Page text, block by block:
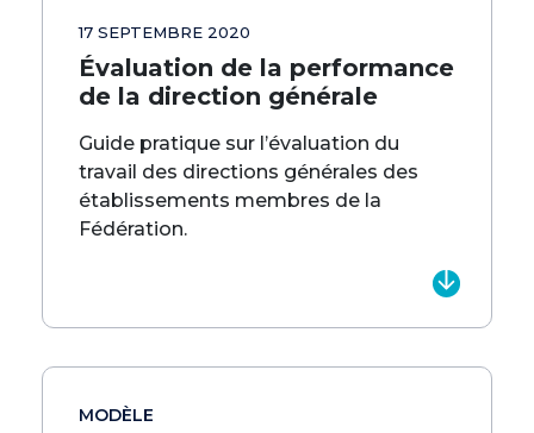
17 SEPTEMBRE 2020
Évaluation de la performance
de la direction générale
Guide pratique sur l’évaluation du
travail des directions générales des
établissements membres de la
Fédération.
MODÈLE